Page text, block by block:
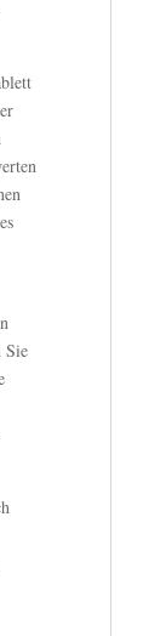
Sie